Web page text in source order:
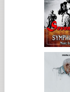
conocer de
porque
tiempo
final, haces
A la hora de
montamos
salíamos, nos
volvíamos al
genial».
«cada día me
Las cenas